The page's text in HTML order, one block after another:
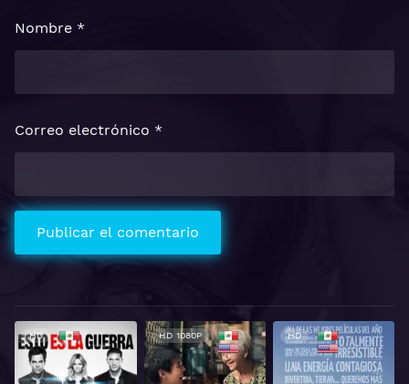
Nombre *
Correo electrónico *
HD HD 1080P HD